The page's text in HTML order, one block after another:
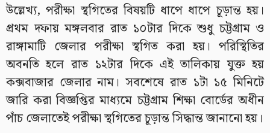
উল্লেখ্য, পরীক্ষা স্থগিতের বিষয়টি ধাপে ধাপে চূড়ান্ত হয়।
প্রথম দফায় মঙ্গলবার রাত ১০টার দিকে শুধু চট্টগ্রাম ও
রাঙ্গামাটি জেলার পরীক্ষা স্থগিত করা হয়। পরিস্থিতির
অবনতি হলে রাত ১২টার দিকে এই তালিকায় যুক্ত হয়
কক্সবাজার জেলার নাম। সবশেষে রাত ১টা ১৫ মিনিটে
জারি করা বিজ্ঞপ্তির মাধ্যমে চট্টগ্রাম শিক্ষা বোর্ডের অধীন
পাঁচ জেলাতেই পরীক্ষা স্থগিতের চূড়ান্ত সিদ্ধান্ত জানানো হয়।